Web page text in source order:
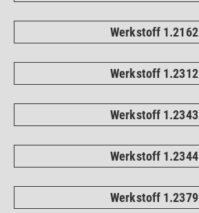
Werkstoff 1.2162
Werkstoff 1.2312
Werkstoff 1.2343
Werkstoff 1.2344
Werkstoff 1.2379